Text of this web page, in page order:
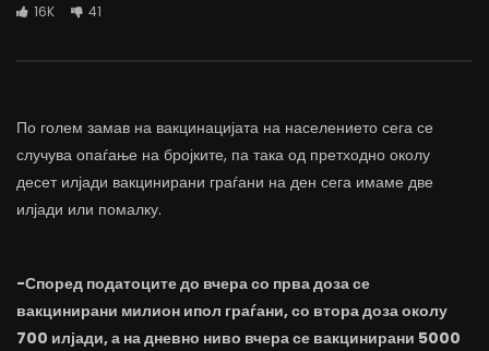
16K
41
По голем замав на вакцинацијата на населението сега се
случува опаѓање на бројките, па така од претходно околу
десет илјади вакцинирани граѓани на ден сега имаме две
илјади или помалку.
-Според податоците до вчера со прва доза се
вакцинирани милион ипол граѓани, со втора доза околу
700 илјади, а на дневно ниво вчера се вакцинирани 5000